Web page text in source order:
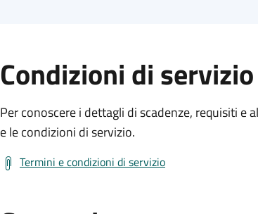
Condizioni di servizio
Per conoscere i dettagli di scadenze, requisiti
e le condizioni di servizio.
Termini e condizioni di servizio